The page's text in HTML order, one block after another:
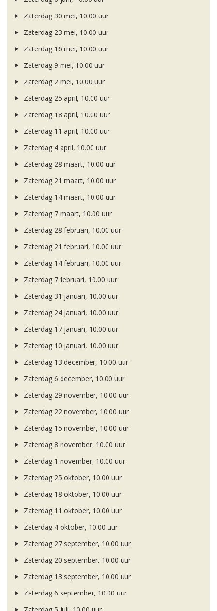
Zaterdag 30 mei, 10.00 uur
Zaterdag 23 mei, 10.00 uur
Zaterdag 16 mei, 10.00 uur
Zaterdag 9 mei, 10.00 uur
Zaterdag 2 mei, 10.00 uur
Zaterdag 25 april, 10.00 uur
Zaterdag 18 april, 10.00 uur
Zaterdag 11 april, 10.00 uur
Zaterdag 4 april, 10.00 uur
Zaterdag 28 maart, 10.00 uur
Zaterdag 21 maart, 10.00 uur
Zaterdag 14 maart, 10.00 uur
Zaterdag 7 maart, 10.00 uur
Zaterdag 28 februari, 10.00 uur
Zaterdag 21 februari, 10.00 uur
Zaterdag 14 februari, 10.00 uur
Zaterdag 7 februari, 10.00 uur
Zaterdag 31 januari, 10.00 uur
Zaterdag 24 januari, 10.00 uur
Zaterdag 17 januari, 10.00 uur
Zaterdag 10 januari, 10.00 uur
Zaterdag 13 december, 10.00 uur
Zaterdag 6 december, 10.00 uur
Zaterdag 29 november, 10.00 uur
Zaterdag 22 november, 10.00 uur
Zaterdag 15 november, 10.00 uur
Zaterdag 8 november, 10.00 uur
Zaterdag 1 november, 10.00 uur
Zaterdag 25 oktober, 10.00 uur
Zaterdag 18 oktober, 10.00 uur
Zaterdag 11 oktober, 10.00 uur
Zaterdag 4 oktober, 10.00 uur
Zaterdag 27 september, 10.00 uur
Zaterdag 20 september, 10.00 uur
Zaterdag 13 september, 10.00 uur
Zaterdag 6 september, 10.00 uur